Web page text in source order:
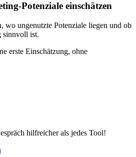
Potenziale einschätzen
wo ungenutzte Potenziale liegen und ob
sinnvoll ist.
erste Einschätzung, ohne
hilfreicher als jedes Tool!